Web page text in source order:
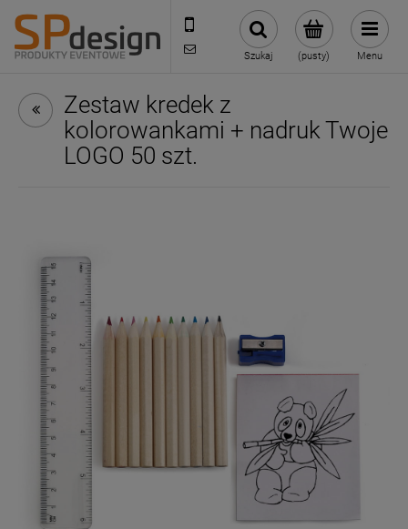
221002030
sklep@reklamydrukarnia.pl
(pusty)
Szukaj Menu
Zestaw kredek z
kolorowankami + nadruk Twoje
LOGO 50 szt.